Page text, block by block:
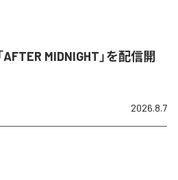
AFTER MIDNIGHT」を配信開
2026.8.7